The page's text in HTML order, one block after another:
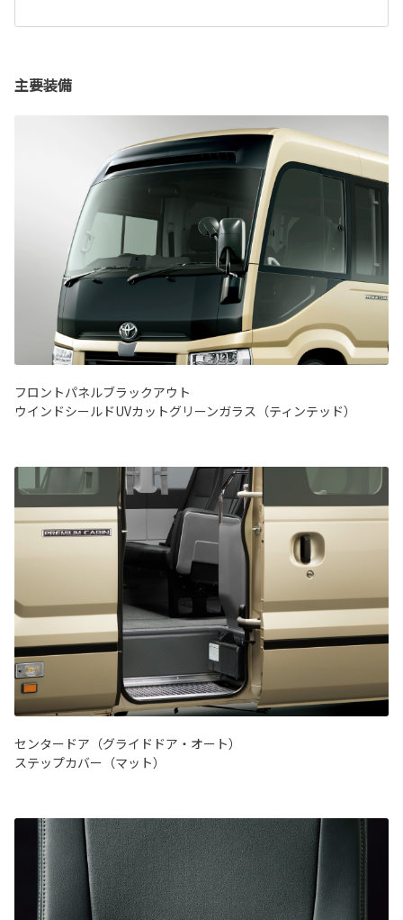
主要装備
フロントパネルブラックアウト
ウインドシールドUVカットグリーンガラス（ティンテッド）
センタードア（グライドドア・オート）
ステップカバー（マット）